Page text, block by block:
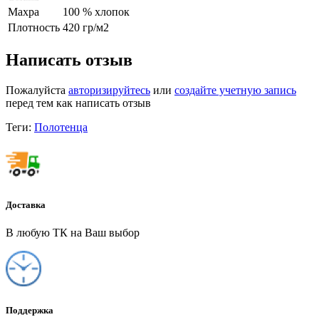
Махра
100 % хлопок
Плотность 420 гр/м2
Написать отзыв
Пожалуйста авторизируйтесь или создайте учетную запись
перед тем как написать отзыв
Теги: Полотенца
Доставка
В любую ТК на Ваш выбор
Поддержка